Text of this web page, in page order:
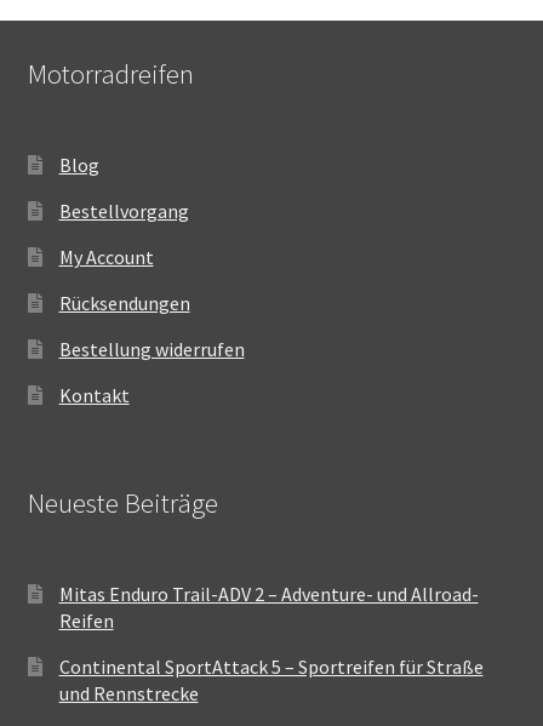
Motorradreifen
Blog
Bestellvorgang
My Account
Rücksendungen
Bestellung widerrufen
Kontakt
Neueste Beiträge
Mitas Enduro Trail-ADV 2 – Adventure- und Allroad-
Reifen
Continental SportAttack 5 – Sportreifen für Straße
und Rennstrecke